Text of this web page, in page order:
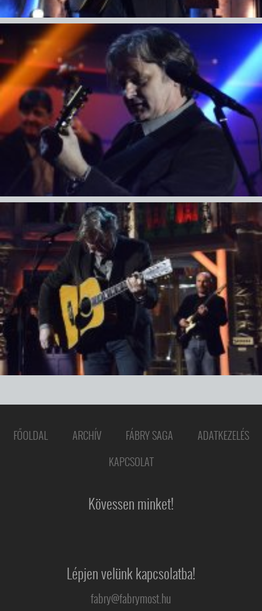
FŐOLDAL ARCHÍV FÁBRY SAGA
ADATKEZELÉS
KAPCSOLAT
Kövessen minket!
Lépjen velünk kapcsolatba!
fabry@fabrymost.hu